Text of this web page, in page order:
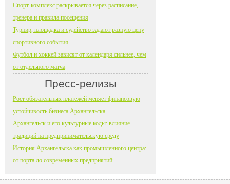
Спорт-комплекс раскрывается через расписание,
тренера и правила посещения
Турнир, площадка и судейство задают разную цену
спортивного события
Футбол и хоккей зависят от календаря сильнее, чем
от отдельного матча
Пресс-релизы
Рост обязательных платежей меняет финансовую
устойчивость бизнеса Архангельска
Архангельск и его культурные коды: влияние
традиций на предпринимательскую среду
История Архангельска как промышленного центра:
от порта до современных предприятий